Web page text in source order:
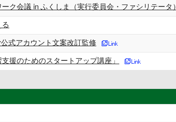
ク会議 in ふくしま（実行委員会・ファシリテータ）
式アカウント文案改訂監修
援のためのスタートアップ講座」